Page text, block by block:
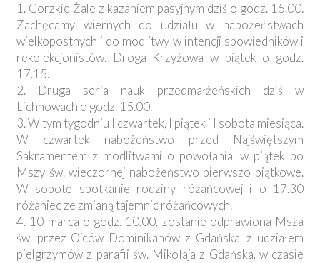
1. Gorzkie Żale z kazaniem pasyjnym dziś o godz. 15.00.
Zachęcamy wiernych do udziału w nabożeństwach
wielkopostnych i do modlitwy w intencji spowiedników i
rekolekcjonistów. Droga Krzyżowa w piątek o godz.
17.15.
2. Druga seria nauk przedmałżeńskich dziś w
Lichnowach o godz. 15.00.
3. W tym tygodniu I czwartek, I piątek i I sobota miesiąca.
W czwartek nabożeństwo przed Najświętszym
Sakramentem z modlitwami o powołania, w piątek po
Mszy św. wieczornej nabożeństwo pierwszo piątkowe.
W sobotę spotkanie rodziny różańcowej i o 17.30
różaniec ze zmianą tajemnic różańcowych.
4. 10 marca o godz. 10.00, zostanie odprawiona Msza
św. przez Ojców Dominikanów z Gdańska, z udziałem
pielgrzymów z parafii św. Mikołaja z Gdańska, w czasie